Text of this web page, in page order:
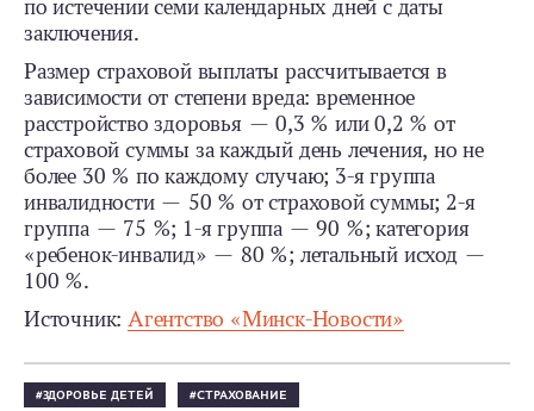
по истечении семи календарных дней с даты
заключения.
Размер страховой выплаты рассчитывается в
зависимости от степени вреда: временное
расстройство здоровья — 0,3 % или 0,2 % от
страховой суммы за каждый день лечения, но не
более 30 % по каждому случаю; 3-я группа
инвалидности — 50 % от страховой суммы; 2-я
группа — 75 %; 1-я группа — 90 %; категория
«ребенок-инвалид» — 80 %; летальный исход —
100 %.
Источник:Агентство «Минск-Новости»
ЗДОРОВЬЕ ДЕТЕЙ СТРАХОВАНИЕ